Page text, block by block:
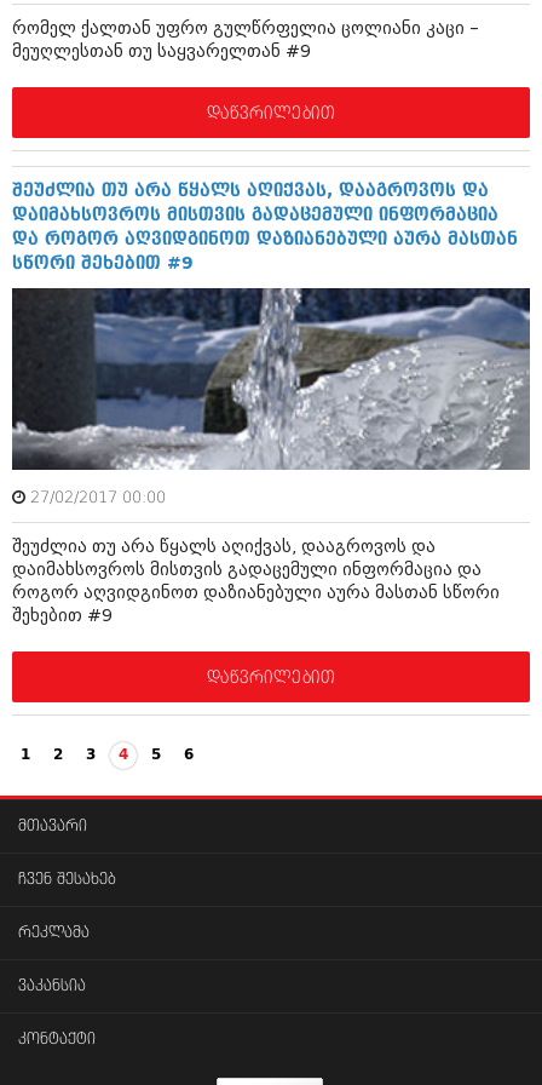
ივნისი 2010 (685)
მაისი 2010 (232)
აპრილი 2010 (229)
თებერვალი 2010 (421)
დეკემბერი 2009 (510)
ნოემბერი 2009 (308)
ოქტომბერი 2009 (382)
სექტემბერი 2009 (541)
აგვისტო 2009 (14)
თებერვალი 0216 (1)
დეკემბერი 0215 (1)
ოქტომბერი 0215 (1)
აგვისტო 0215 (2)
აგვისტო 0212 (1)
ივნისი 0212 (2)
ნოემბერი 0201 (1)
რომელ ქალთან უფრო გულწრფელია ცოლიანი კაცი –
მეუღლესთან თუ საყვარელთან #9
დაწვრილებით
შეუძლია თუ არა წყალს აღიქვას, დააგროვოს და
დაიმახსოვროს მისთვის გადაცემული ინფორმაცია
და როგორ აღვიდგინოთ დაზიანებული აურა მასთან
სწორი შეხებით #9
27/02/2017 00:00
შეუძლია თუ არა წყალს აღიქვას, დააგროვოს და
დაიმახსოვროს მისთვის გადაცემული ინფორმაცია და
როგორ აღვიდგინოთ დაზიანებული აურა მასთან სწორი
შეხებით #9
დაწვრილებით
1 2 3 4 5 6
მთავარი
ჩვენ შესახებ
რეკლამა
ვაკანსია
კონტაქტი